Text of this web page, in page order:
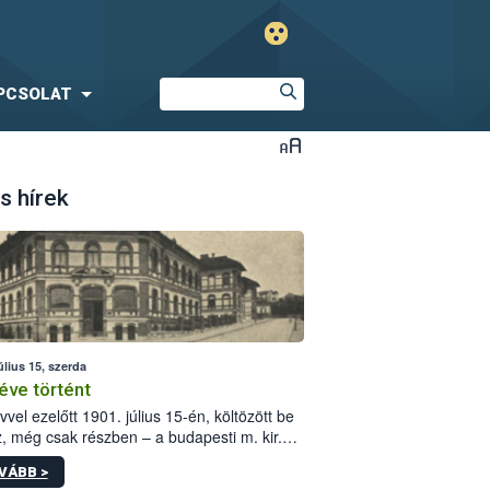
hírek
15, szerda
történt
ezelőtt 1901. július 15-én, költözött be
még csak részben – a budapesti m. kir.
állomás a Kis Rókus utca
alatti, Czigler Győző által tervezett új
>